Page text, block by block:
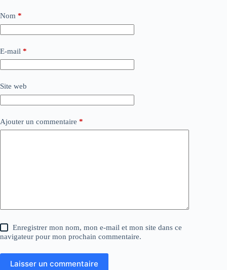
Nom *
E-mail *
Site web
Ajouter un commentaire *
Enregistrer mon nom, mon e-mail et mon site dans ce
navigateur pour mon prochain commentaire.
Laisser un commentaire